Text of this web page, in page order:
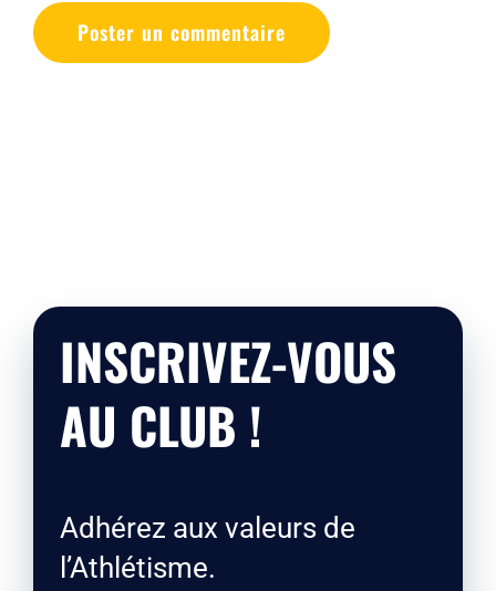
INSCRIVEZ-VOUS
AU CLUB !
Adhérez aux valeurs de
l’Athlétisme.